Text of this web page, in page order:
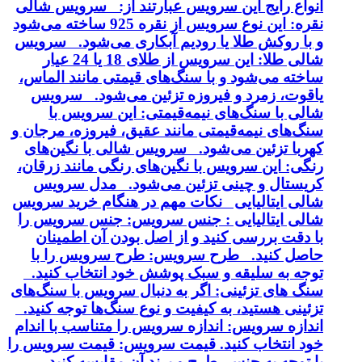
انواع رایج این سرویس عبارتند از: سرویس شالی
نقره: این نوع سرویس از نقره 925 ساخته می‌شود
و با روکش طلا یا رودیم آبکاری می‌شود. سرویس
شالی طلا: این سرویس از طلای 18 یا 24 عیار
ساخته می‌شود و با سنگ‌های قیمتی مانند الماس،
یاقوت، زمرد و فیروزه تزئین می‌شود. سرویس
شالی با سنگ‌های نیمه‌قیمتی: این سرویس با
سنگ‌های نیمه‌قیمتی مانند عقیق، فیروزه، مرجان و
کهربا تزئین می‌شود. سرویس شالی با نگین‌های
رنگی: این سرویس با نگین‌های رنگی مانند زرقان،
کریستال و چینی تزئین می‌شود. مدل سرویس
شالی ایتالیایی نکات مهم در هنگام خرید سرویس
شالی ایتالیایی : جنس سرویس: جنس سرویس را
با دقت بررسی کنید و از اصل بودن آن اطمینان
حاصل کنید. طرح سرویس: طرح سرویس را با
توجه به سلیقه و سبک پوشش خود انتخاب کنید.
سنگ های تزئینی: اگر به دنبال سرویس با سنگ‌های
تزئینی هستید، به کیفیت و نوع سنگ‌ها توجه کنید.
اندازه سرویس: اندازه سرویس را متناسب با اندام
خود انتخاب کنید. قیمت سرویس: قیمت سرویس را